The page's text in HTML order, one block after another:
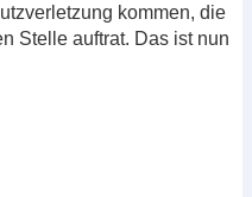
kommen, die
Stelle auftrat. Das ist nun